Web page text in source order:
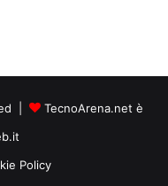
|
TecnoArena.net è
Policy